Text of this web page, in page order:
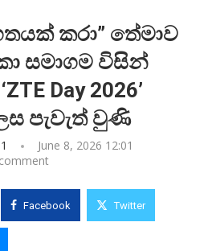
කරා” තේමාව
සමාගම විසින්
Day 2026’
පැවැත් වුණි
June 8, 2026 12:01
Facebook Twitter